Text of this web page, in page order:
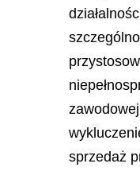
sprzedaż